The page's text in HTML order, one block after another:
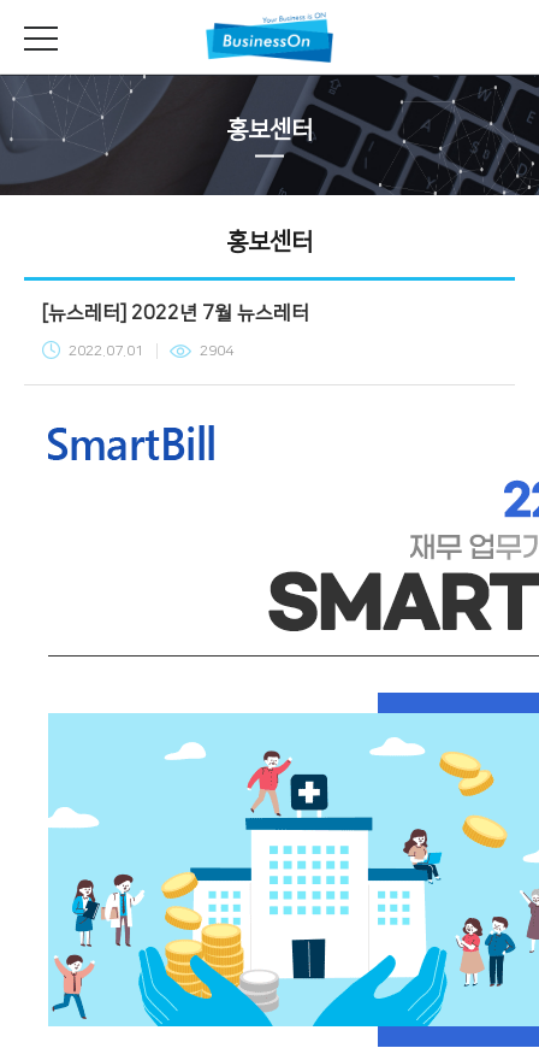
홍보센터
홍보센터
[뉴스레터] 2022년 7월 뉴스레터
2022.07.01 2904